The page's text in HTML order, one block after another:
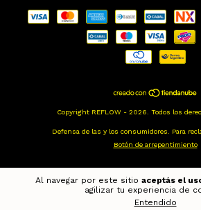
Al navegar por este sitio aceptás el
agilizar tu experiencia de
Entendido
Copyright REFLOW - 2026. Todos los
Defensa de las y los consumidores. Para
Botón de arrepentimiento